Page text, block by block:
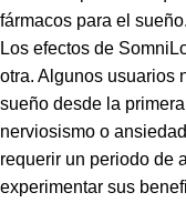
fármacos para el sueño.
Los efectos de
otra. Algunos usuarios
sueño desde la
nerviosismo o
requerir un periodo de
experimentar sus